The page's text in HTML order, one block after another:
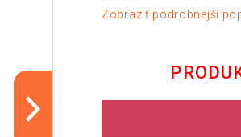
Zobraziť podrobnejší